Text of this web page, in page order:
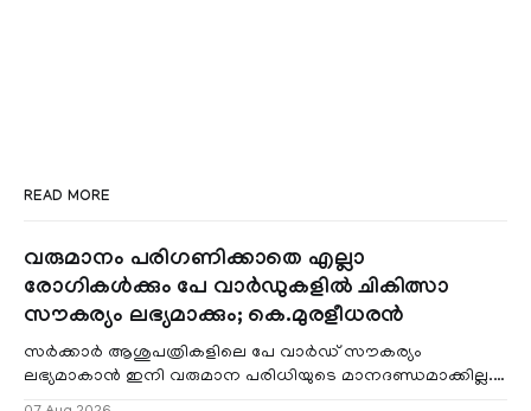
READ MORE
വരുമാനം പരിഗണിക്കാതെ എല്ലാ
രോഗികൾക്കും പേ വാർഡുകളിൽ ചികിത്സാ
സൗകര്യം ലഭ്യമാക്കും; കെ.മുരളീധരൻ
സർക്കാർ ആശുപത്രികളിലെ പേ വാർഡ് സൗകര്യം
ലഭ്യമാകാൻ ഇനി വരുമാന പരിധിയുടെ മാനദണ്ഡമാക്കില്ല.